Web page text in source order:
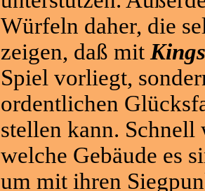
Würfeln daher, die
zeigen, daß mit
Spiel vorliegt,
ordentlichen
stellen kann. Schnell
welche Gebäude es
um mit ihren